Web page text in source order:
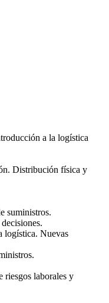
a la logística
Distribución física y
suministros.
logística. Nuevas
riesgos laborales y